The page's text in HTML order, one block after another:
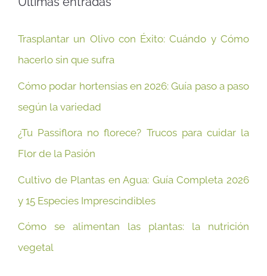
Trasplantar un Olivo con Éxito: Cuándo y Cómo
hacerlo sin que sufra
Cómo podar hortensias en 2026: Guía paso a paso
según la variedad
¿Tu Passiflora no florece? Trucos para cuidar la
Flor de la Pasión
Cultivo de Plantas en Agua: Guía Completa 2026
y 15 Especies Imprescindibles
Cómo se alimentan las plantas: la nutrición
vegetal